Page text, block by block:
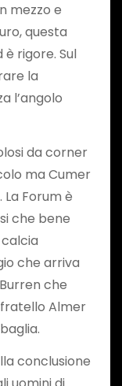
mezzo e
questa
rigore. Sul
la
l’angolo
da corner
ma Cumer
Forum è
che bene
che arriva
che
fratello Almer
conclusione